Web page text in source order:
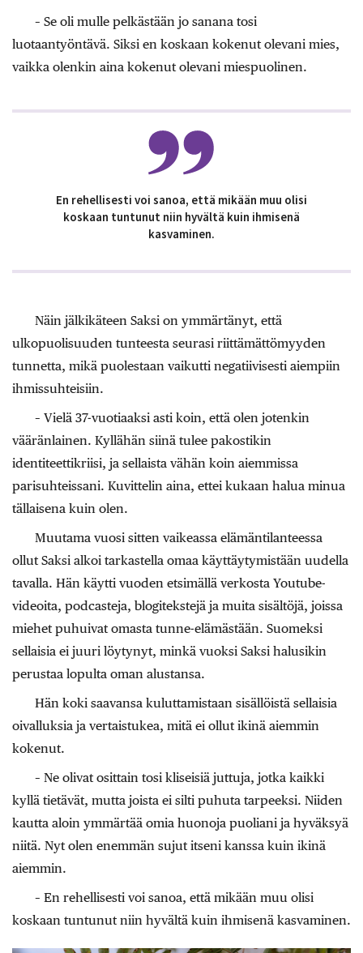
– Se oli mulle pelkästään jo sanana tosi
luotaantyöntävä. Siksi en koskaan kokenut olevani mies,
vaikka olenkin aina kokenut olevani miespuolinen.
En rehellisesti voi sanoa, että mikään muu olisi
koskaan tuntunut niin hyvältä kuin ihmisenä
kasvaminen.
Näin jälkikäteen Saksi on ymmärtänyt, että
ulkopuolisuuden tunteesta seurasi riittämättömyyden
tunnetta, mikä puolestaan vaikutti negatiivisesti aiempiin
ihmissuhteisiin.
– Vielä 37-vuotiaaksi asti koin, että olen jotenkin
vääränlainen. Kyllähän siinä tulee pakostikin
identiteettikriisi, ja sellaista vähän koin aiemmissa
parisuhteissani. Kuvittelin aina, ettei kukaan halua minua
tällaisena kuin olen.
Muutama vuosi sitten vaikeassa elämäntilanteessa
ollut Saksi alkoi tarkastella omaa käyttäytymistään uudella
tavalla. Hän käytti vuoden etsimällä verkosta Youtube-
videoita, podcasteja, blogitekstejä ja muita sisältöjä, joissa
miehet puhuivat omasta tunne-elämästään. Suomeksi
sellaisia ei juuri löytynyt, minkä vuoksi Saksi halusikin
perustaa lopulta oman alustansa.
Hän koki saavansa kuluttamistaan sisällöistä sellaisia
oivalluksia ja vertaistukea, mitä ei ollut ikinä aiemmin
kokenut.
– Ne olivat osittain tosi kliseisiä juttuja, jotka kaikki
kyllä tietävät, mutta joista ei silti puhuta tarpeeksi. Niiden
kautta aloin ymmärtää omia huonoja puoliani ja hyväksyä
niitä. Nyt olen enemmän sujut itseni kanssa kuin ikinä
aiemmin.
– En rehellisesti voi sanoa, että mikään muu olisi
koskaan tuntunut niin hyvältä kuin ihmisenä kasvaminen.